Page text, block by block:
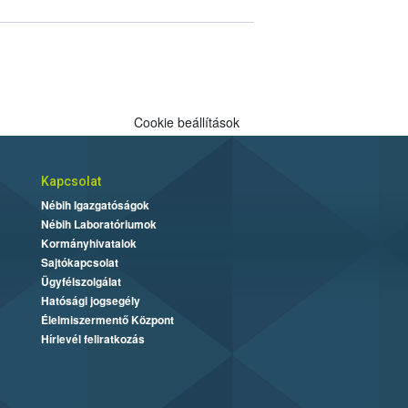
Cookie beállítások
Kapcsolat
Nébih Igazgatóságok
Nébih Laboratóriumok
Kormányhivatalok
Sajtókapcsolat
Ügyfélszolgálat
Hatósági jogsegély
Élelmiszermentő Központ
Hírlevél feliratkozás